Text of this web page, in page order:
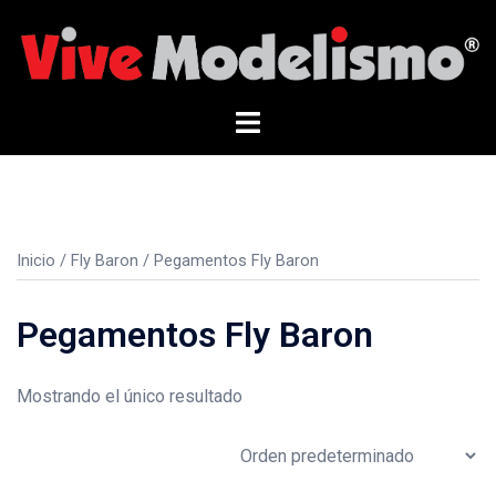
contenido
Alternar
Inicio / Fly Baron / Pegamentos Fly Baron
Pegamentos Fly Baron
Mostrando el único resultado